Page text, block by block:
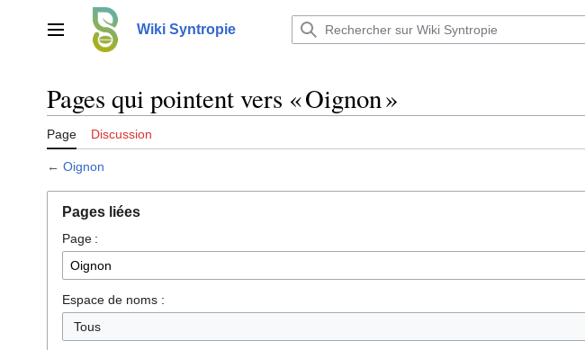
contenu Menu principalWiki Syntropie
Pages qui pointent vers « Oignon »
Page Discussion
← Oignon
Pages liées
Page :
Espace de noms :
Tous